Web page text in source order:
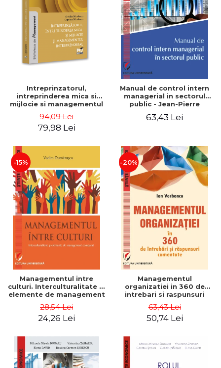
Intreprinzatorul,
intreprinderea mica si
mijlocie si managementul
Nicolescu, Ciprian
Nicolescu
94,09 Lei
79,98 Lei
Manual de control intern
managerial in sectorul
public - Jean-Pierre
63,43 Lei
-15%
Managementul intre
culturi. Interculturalitate si
elemente de management
Dumitrascu
28,54 Lei
24,26 Lei
-20%
Managementul
organizatiei in 360 de
intrebari si raspunsuri
63,43 Lei
50,74 Lei